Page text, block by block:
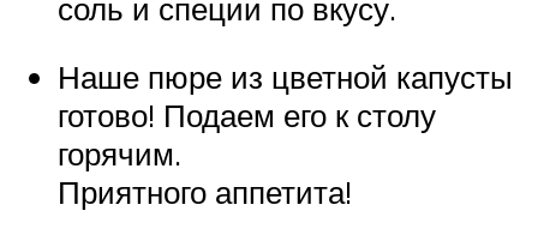
соль и специи по вкусу.
Наше пюре из цветной капусты
готово! Подаем его к столу
горячим.
Приятного аппетита!